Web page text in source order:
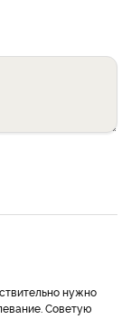
нужно
Советую